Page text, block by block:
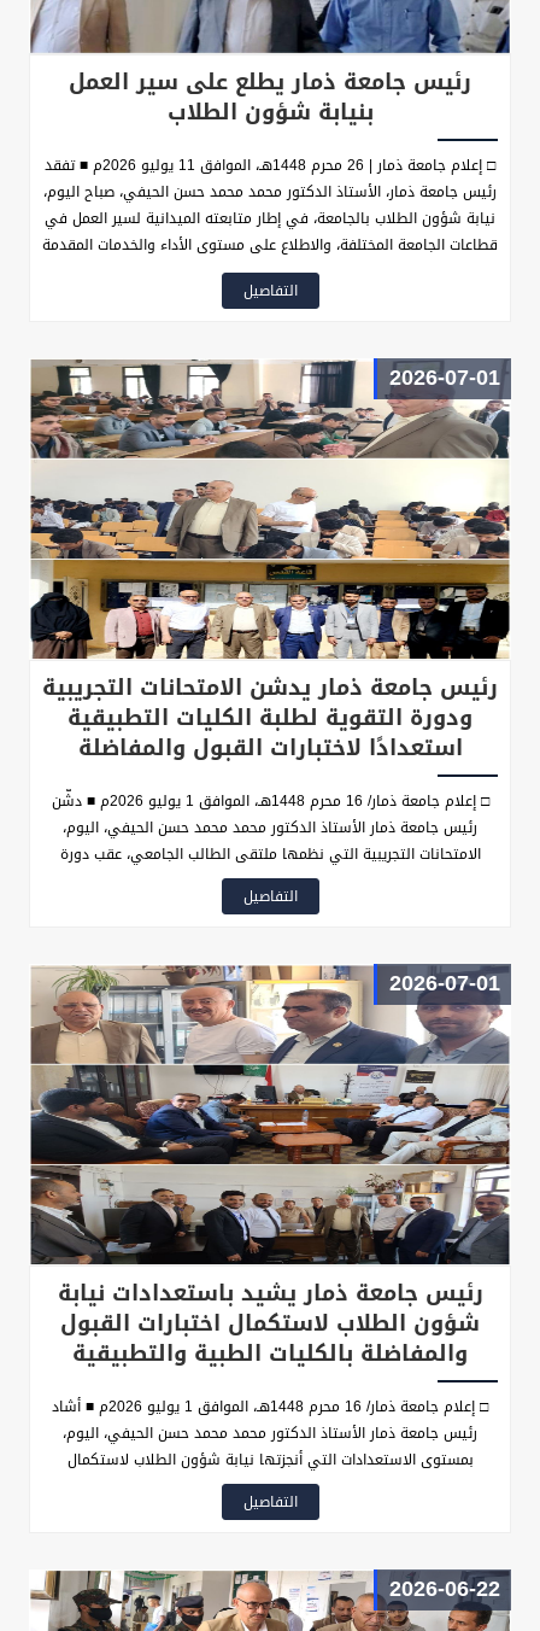
رئيس جامعة ذمار يطلع على سير العمل
بنيابة شؤون الطلاب
□ إعلام جامعة ذمار | 26 محرم 1448هـ، الموافق 11 يوليو 2026م ■ تفقد
رئيس جامعة ذمار، الأستاذ الدكتور محمد محمد حسن الحيفي، صباح اليوم،
نيابة شؤون الطلاب بالجامعة، في إطار متابعته الميدانية لسير العمل في
قطاعات الجامعة المختلفة، والاطلاع على مستوى الأداء والخدمات المقدمة
للطلاب
التفاصيل
2026-07-01
رئيس جامعة ذمار يدشن الامتحانات التجريبية
ودورة التقوية لطلبة الكليات التطبيقية
استعدادًا لاختبارات القبول والمفاضلة
□ إعلام جامعة ذمار/ 16 محرم 1448هـ، الموافق 1 يوليو 2026م ■ دشّن
رئيس جامعة ذمار الأستاذ الدكتور محمد محمد حسن الحيفي، اليوم،
الامتحانات التجريبية التي نظمها ملتقى الطالب الجامعي، عقب دورة
التقوية المخصصة للطلبة المنسقين للالتحاق بالكليات التطبيقية، وذلك
في إطار حرص الجامعة، والملتقى على دعم الطلبة وتهيئتهم لاجتياز
التفاصيل
2026-07-01
رئيس جامعة ذمار يشيد باستعدادات نيابة
شؤون الطلاب لاستكمال اختبارات القبول
والمفاضلة بالكليات الطبية والتطبيقية
□ إعلام جامعة ذمار/ 16 محرم 1448هـ، الموافق 1 يوليو 2026م ■ أشاد
رئيس جامعة ذمار الأستاذ الدكتور محمد محمد حسن الحيفي، اليوم،
بمستوى الاستعدادات التي أنجزتها نيابة شؤون الطلاب لاستكمال
اختبارات القبول والمفاضلة للعام الجامعي الجديد في بقية الكليات الطبية
والتطبيقية، وذلك خلال زيارة تفقدية أجراها إلى النيابة للاطلاع على سير
التفاصيل
2026-06-22